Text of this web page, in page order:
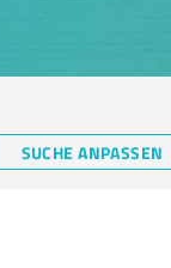
SUCHE ANPASSEN